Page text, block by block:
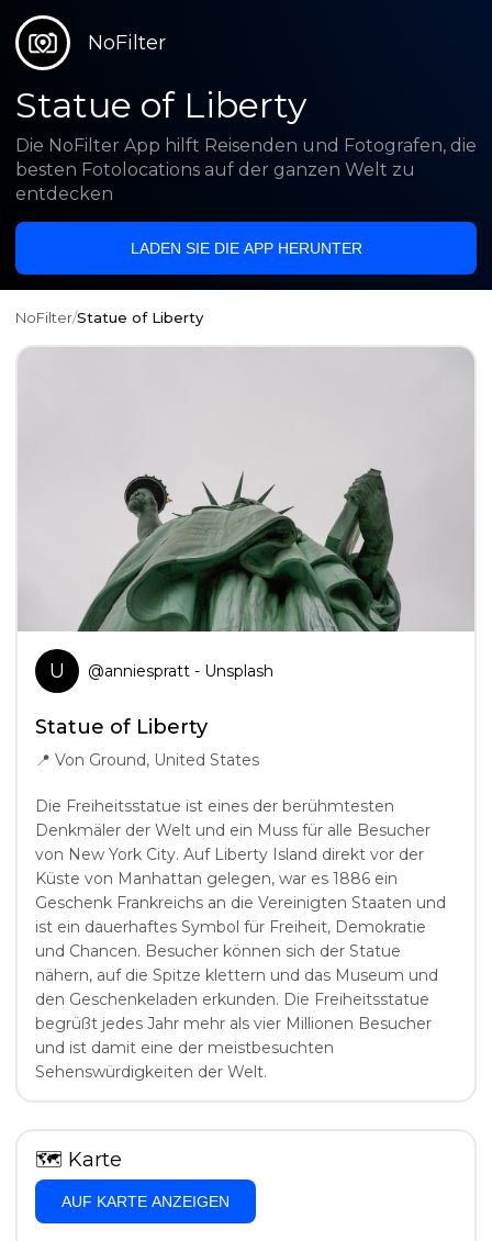
NoFilter
Statue of Liberty
Die NoFilter App hilft Reisenden und Fotografen, die
besten Fotolocations auf der ganzen Welt zu
entdecken
LADEN SIE DIE APP HERUNTER
NoFilter/Statue of Liberty
U @anniespratt- Unsplash
Statue of Liberty
📍 Von Ground, United States
Die Freiheitsstatue ist eines der berühmtesten
Denkmäler der Welt und ein Muss für alle Besucher
von New York City. Auf Liberty Island direkt vor der
Küste von Manhattan gelegen, war es 1886 ein
Geschenk Frankreichs an die Vereinigten Staaten und
ist ein dauerhaftes Symbol für Freiheit, Demokratie
und Chancen. Besucher können sich der Statue
nähern, auf die Spitze klettern und das Museum und
den Geschenkeladen erkunden. Die Freiheitsstatue
begrüßt jedes Jahr mehr als vier Millionen Besucher
und ist damit eine der meistbesuchten
Sehenswürdigkeiten der Welt.
🗺 Karte
AUF KARTE ANZEIGEN